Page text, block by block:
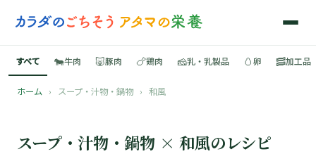
📚
すべて 🐄牛肉 🐷豚肉 🍗鶏肉 🧀乳・乳製品 🥚卵 🥓加工品
ホーム › スープ・汁物・鍋物 › 和風
スープ・汁物・鍋物 × 和風のレシピ